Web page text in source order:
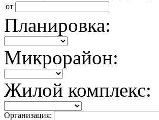
от
Планировка:
Микрорайон:
Жилой комплекс:
Организация: